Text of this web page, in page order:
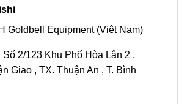
Goldbell Equipment (Việt Nam)
2/123 Khu Phố Hòa Lân 2 ,
Giao , TX. Thuận An , T. Bình